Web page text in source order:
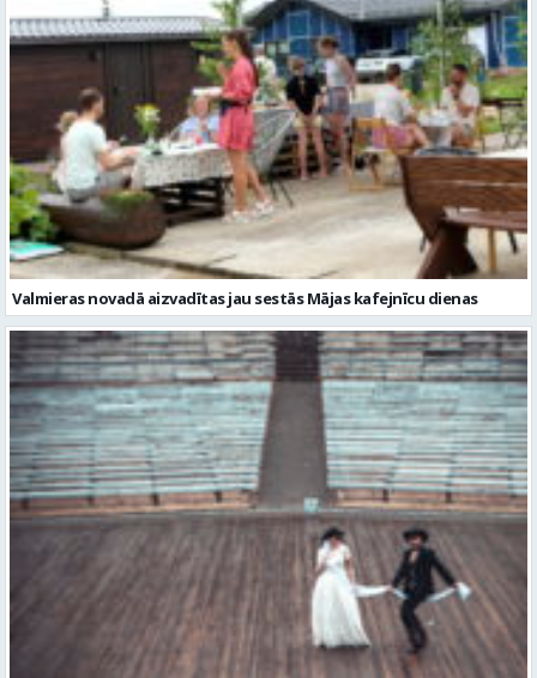
Valmieras novadā aizvadītas jau sestās Mājas kafejnīcu dienas